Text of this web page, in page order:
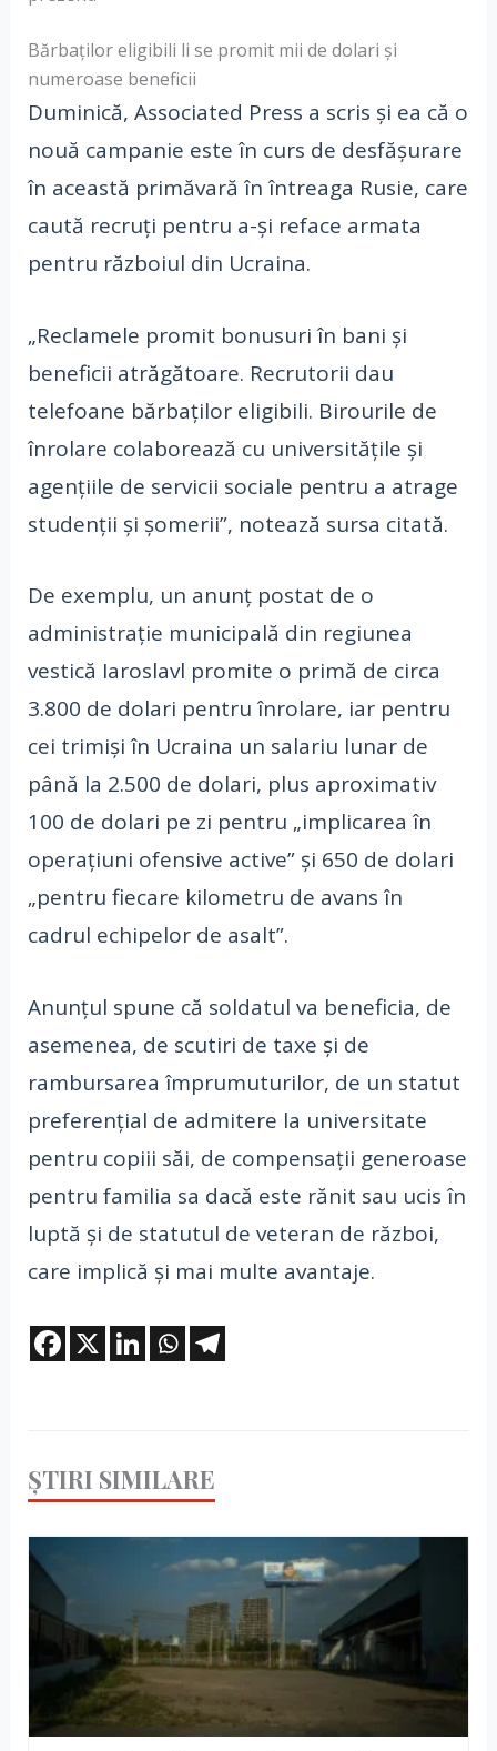
Bărbaților eligibili li se promit mii de dolari și
numeroase beneficii
Duminică, Associated Press a scris și ea că o
nouă campanie este în curs de desfășurare
în această primăvară în întreaga Rusie, care
caută recruți pentru a-și reface armata
pentru războiul din Ucraina.
„Reclamele promit bonusuri în bani și
beneficii atrăgătoare. Recrutorii dau
telefoane bărbaților eligibili. Birourile de
înrolare colaborează cu universitățile și
agențiile de servicii sociale pentru a atrage
studenții și șomerii”, notează sursa citată.
De exemplu, un anunț postat de o
administrație municipală din regiunea
vestică Iaroslavl promite o primă de circa
3.800 de dolari pentru înrolare, iar pentru
cei trimiși în Ucraina un salariu lunar de
până la 2.500 de dolari, plus aproximativ
100 de dolari pe zi pentru „implicarea în
operațiuni ofensive active” și 650 de dolari
„pentru fiecare kilometru de avans în
cadrul echipelor de asalt”.
Anunțul spune că soldatul va beneficia, de
asemenea, de scutiri de taxe și de
rambursarea împrumuturilor, de un statut
preferențial de admitere la universitate
pentru copiii săi, de compensații generoase
pentru familia sa dacă este rănit sau ucis în
luptă și de statutul de veteran de război,
care implică și mai multe avantaje.
ȘTIRI SIMILARE